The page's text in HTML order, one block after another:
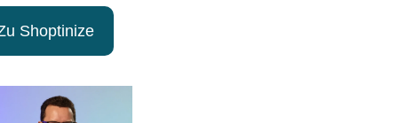
Shoptinize